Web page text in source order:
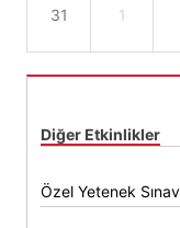
31 1
Diğer Etkinlikler
Özel Yetenek